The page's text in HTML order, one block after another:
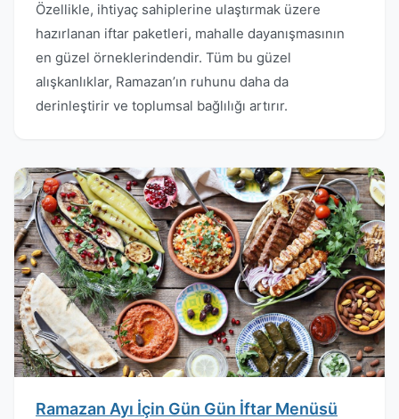
Özellikle, ihtiyaç sahiplerine ulaştırmak üzere
hazırlanan iftar paketleri, mahalle dayanışmasının
en güzel örneklerindendir. Tüm bu güzel
alışkanlıklar, Ramazan’ın ruhunu daha da
derinleştirir ve toplumsal bağlılığı artırır.
Ramazan Ayı İçin Gün Gün İftar Menüsü